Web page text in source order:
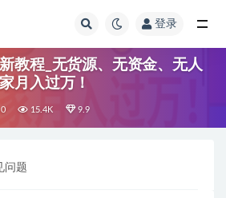
登录
教程_无货源、无资金、无人
月入过万！
15.4K 9.9
问题